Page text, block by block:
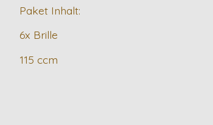
Paket Inhalt:
6x Brille
115 ccm